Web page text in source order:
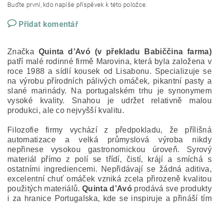
Buďte první, kdo napíše příspěvek k této položce.
Přidat komentář
Značka Quinta d’Avó (v překladu Babiččina farma)
patří malé rodinné firmě Marovina, která byla založena v
roce 1988 a sídlí kousek od Lisabonu. Specializuje se
na výrobu přírodních pálivých omáček, pikantní pasty a
slané marinády. Na portugalském trhu je synonymem
vysoké kvality. Snahou je udržet relativně malou
produkci, ale co nejvyšší kvalitu.
Filozofie firmy vychází z předpokladu, že přílišná
automatizace a velká průmyslová výroba nikdy
nepřinese vysokou gastronomickou úroveň. Syrový
materiál přímo z polí se třídí, čistí, krájí a smíchá s
ostatními ingrediencemi. Nepřidávají se žádná aditiva,
excelentní chuť omáček vzniká zcela přirozeně kvalitou
použitých materiálů. Quinta d’Avóprodává sve produkty
i za hranice Portugalska, kde se inspiruje a přináší tím